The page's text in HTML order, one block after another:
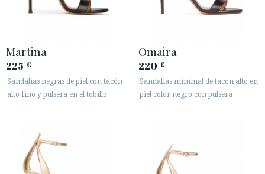
Martina
225 €
Sandalias negras de piel con tacón
alto fino y pulsera en el tobillo
Omaira
220 €
Sandalias minimal de tacón alto en
piel color negro con pulsera